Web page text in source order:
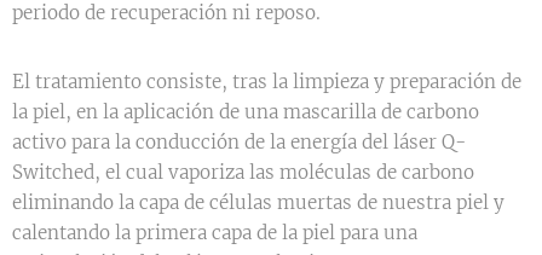
periodo de recuperación ni reposo.
El tratamiento consiste, tras la limpieza y preparación de
la piel, en la aplicación de una mascarilla de carbono
activo para la conducción de la energía del láser Q-
Switched, el cual vaporiza las moléculas de carbono
eliminando la capa de células muertas de nuestra piel y
calentando la primera capa de la piel para una